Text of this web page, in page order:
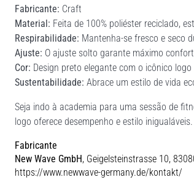
Fabricante: Craft
Material: Feita de 100% poliéster reciclado,
Respirabilidade: Mantenha-se fresco e seco
Ajuste: O ajuste solto garante máximo
Cor: Design preto elegante com o icônico
Sustentabilidade: Abrace um estilo de vida
Seja indo à academia para uma sessão de
logo oferece desempenho e estilo
Fabricante
New Wave GmbH, Geigelsteinstrasse 10,
https://www.newwave-germany.de/kontakt/